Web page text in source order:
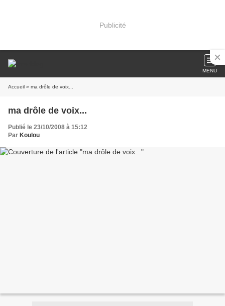
Publicité
MENU
Accueil » ma drôle de voix...
ma drôle de voix...
Publié le 23/10/2008 à 15:12
Par Koulou